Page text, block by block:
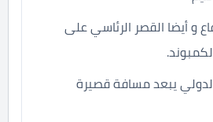
و أيضا القصر الرئاسي على
يبعد مسافة قصيرة